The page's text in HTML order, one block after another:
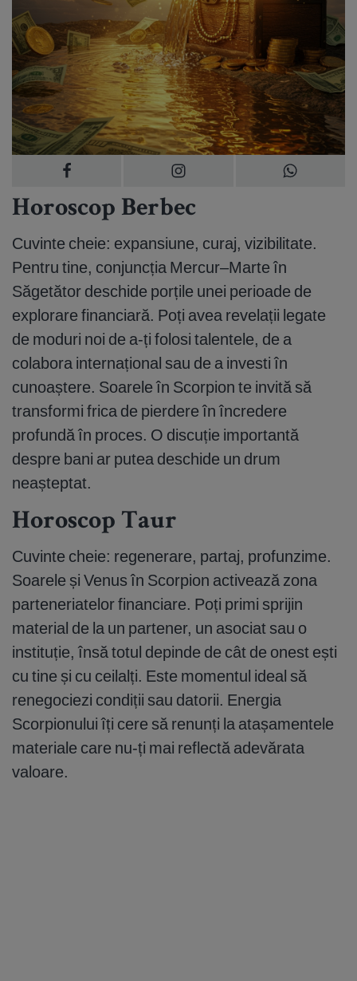
Horoscop Berbec
Cuvinte cheie: expansiune, curaj, vizibilitate.
Pentru tine, conjuncția Mercur–Marte în
Săgetător deschide porțile unei perioade de
explorare financiară. Poți avea revelații legate
de moduri noi de a-ți folosi talentele, de a
colabora internațional sau de a investi în
cunoaștere. Soarele în Scorpion te invită să
transformi frica de pierdere în încredere
profundă în proces. O discuție importantă
despre bani ar putea deschide un drum
neașteptat.
Horoscop Taur
Cuvinte cheie: regenerare, partaj, profunzime.
Soarele și Venus în Scorpion activează zona
parteneriatelor financiare. Poți primi sprijin
material de la un partener, un asociat sau o
instituție, însă totul depinde de cât de onest ești
cu tine și cu ceilalți. Este momentul ideal să
renegociezi condiții sau datorii. Energia
Scorpionului îți cere să renunți la atașamentele
materiale care nu-ți mai reflectă adevărata
valoare.